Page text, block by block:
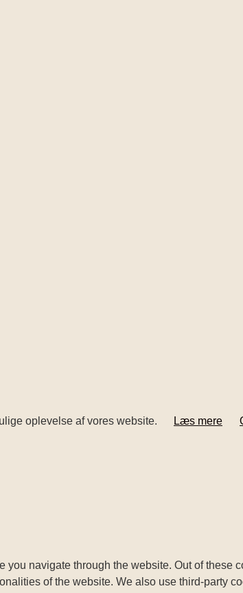
oplevelse af vores website. Læs mere
navigate through the website. Out of these
of the website. We also use third-party